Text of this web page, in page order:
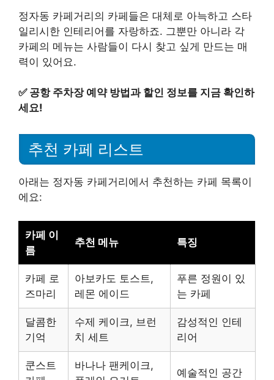
정자동 카페거리의 카페들은 대체로 아늑하고 스타
일리시한 인테리어를 자랑하죠. 그뿐만 아니라 각
카페의 메뉴는 사람들이 다시 찾고 싶게 만드는 매
력이 있어요.
✅ 공항 주차장 예약 방법과 할인 정보를 지금 확인하
세요!
추천 카페 리스트
아래는 정자동 카페거리에서 추천하는 카페 목록이
에요:
카페 이
름
추천 메뉴 특징
카페 로
즈마리
아보카도 토스트,
레몬 에이드
푸른 정원이 있
는 카페
달콤한
기억
수제 케이크, 브런
치 세트
감성적인 인테
리어
쿤스트
바나나 팬케이크,
예술적인 공간